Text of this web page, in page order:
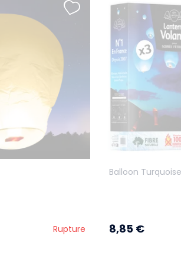
Rupture
Balloon
8,85 €